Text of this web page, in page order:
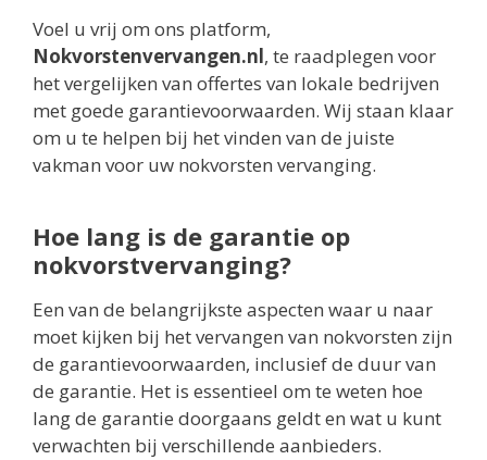
Voel u vrij om ons platform,
Nokvorstenvervangen.nl, te raadplegen voor
het vergelijken van offertes van lokale bedrijven
met goede garantievoorwaarden. Wij staan klaar
om u te helpen bij het vinden van de juiste
vakman voor uw nokvorsten vervanging.
Hoe lang is de garantie op
nokvorstvervanging?
Een van de belangrijkste aspecten waar u naar
moet kijken bij het vervangen van nokvorsten zijn
de garantievoorwaarden, inclusief de duur van
de garantie. Het is essentieel om te weten hoe
lang de garantie doorgaans geldt en wat u kunt
verwachten bij verschillende aanbieders.